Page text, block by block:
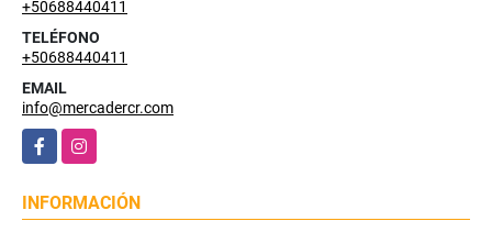
+50688440411
TELÉFONO
+50688440411
EMAIL
info@mercadercr.com
FacebookInstagram
INFORMACIÓN